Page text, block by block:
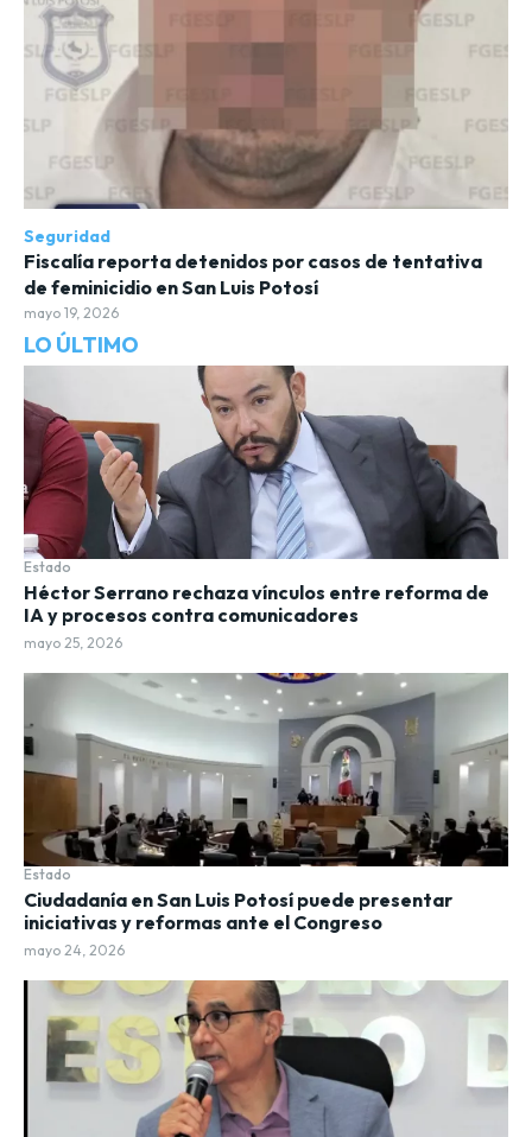
LO ÚLTIMO
Estado
Héctor Serrano rechaza vínculos entre reforma de
IA y procesos contra comunicadores
mayo 25, 2026
Estado
Ciudadanía en San Luis Potosí puede presentar
iniciativas y reformas ante el Congreso
mayo 24, 2026
Seguridad
Fiscalía reporta detenidos por casos de tentativa
de feminicidio en San Luis Potosí
mayo 19, 2026